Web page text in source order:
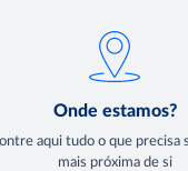
Onde estamos?
aqui tudo o que precisa
mais próxima de si